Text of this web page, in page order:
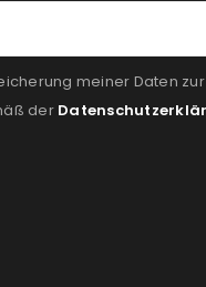
meiner Daten
der